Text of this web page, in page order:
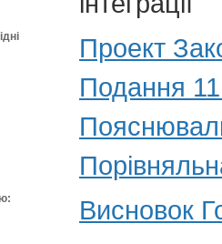
Проект
Подання
Висновок